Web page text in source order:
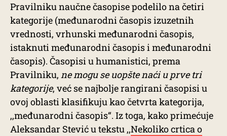
Pravilniku naučne časopise podelilo na četiri
kategorije (međunarodni časopis izuzetnih
vrednosti, vrhunski međunarodni časopis,
istaknuti međunarodni časopis i međunarodni
časopis). Časopisi u humanistici, prema
Pravilniku, ne mogu se uopšte naći u prve tri
kategorije, već se najbolje rangirani časopisi u
ovoj oblasti klasifikuju kao četvrta kategorija,
,,međunarodni časopis“. Iz toga, kako primećuje
Aleksandar Stević u tekstu ,,Nekoliko crtica o